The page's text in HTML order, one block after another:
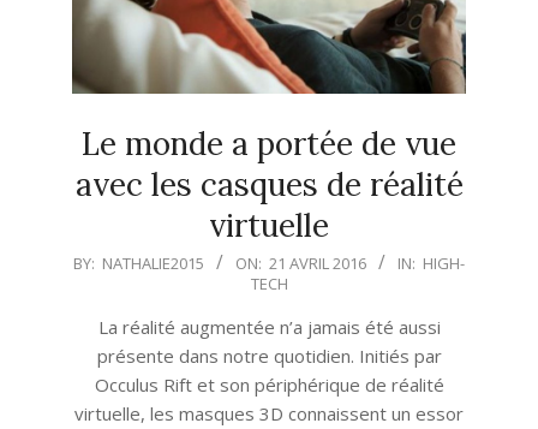
Le monde a portée de vue
avec les casques de réalité
virtuelle
2016-
BY: NATHALIE2015 ON: 21 AVRIL 2016 IN: HIGH-
TECH
La réalité augmentée n’a jamais été aussi
présente dans notre quotidien. Initiés par
Occulus Rift et son périphérique de réalité
virtuelle, les masques 3D connaissent un essor